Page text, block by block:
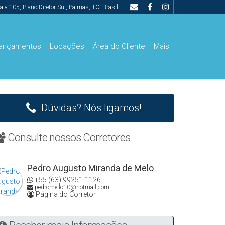
105, Plano Diretor Sul , Palmas, TO, Brasil
Mais
Área do Cliente
Locações
Dúvidas? Nós ligamos!
Consulte nossos Corretores
Pedro Augusto Miranda de Melo
+55 (63) 99251-1126
pedromello10@hotmail.com
Página do Corretor